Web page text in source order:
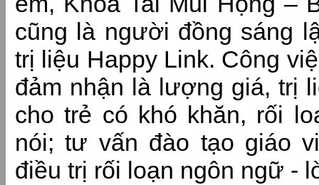
cũng là người đồng sáng
trị liệu Happy Link. Công
đảm nhận là lượng giá, trị
cho trẻ có khó khăn, rối
nói; tư vấn đào tạo giáo
điều trị rối loạn ngôn ngữ -